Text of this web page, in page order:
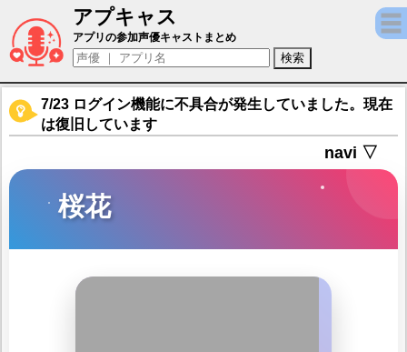
アプキャス
桜花（声優：小田果林)【テイルズウィーバ
アプリの参加声優キャストまとめ
7/23 ログイン機能に不具合が発生していました。現在
は復旧しています
navi ▽
桜花